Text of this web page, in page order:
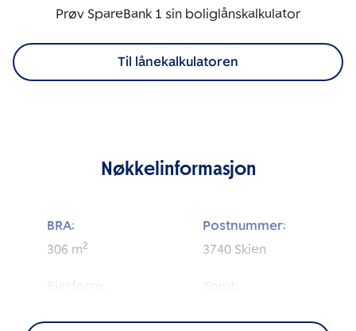
Prøv SpareBank 1 sin boliglånskalkulator
Til lånekalkulatoren
Nøkkelinformasjon
BRA:
306 m2
Postnummer:
3740 Skien